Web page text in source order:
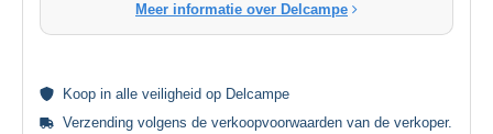
Meer informatie over Delcampe
Koop in alle veiligheid op Delcampe
Verzending volgens de verkoopvoorwaarden van de verkoper.